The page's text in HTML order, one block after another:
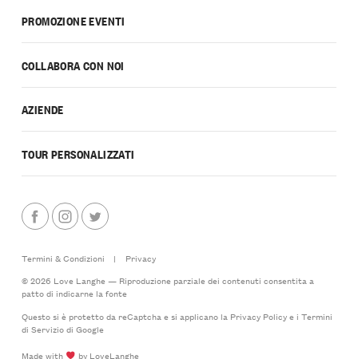
PROMOZIONE EVENTI
COLLABORA CON NOI
AZIENDE
TOUR PERSONALIZZATI
Termini & Condizioni |
Privacy
© 2026 Love Langhe — Riproduzione parziale dei contenuti consentita a
patto di indicarne la fonte
Questo si è protetto da reCaptcha e si applicano la Privacy Policye i Termini
di Serviziodi Google
Made with
by LoveLanghe